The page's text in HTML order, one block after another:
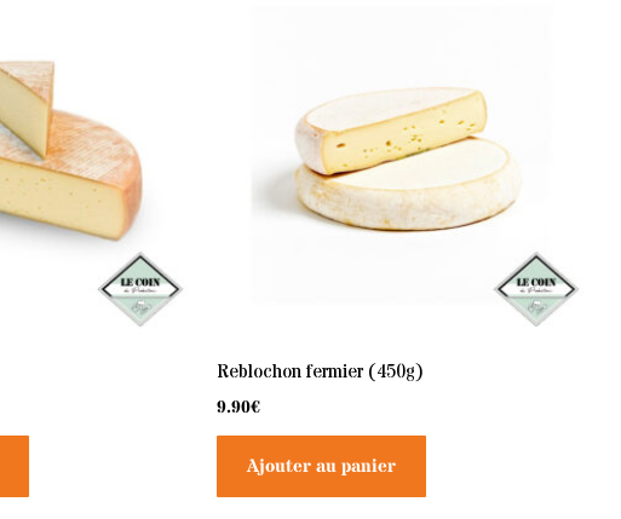
Reblochon fermier (450g)
9.90€
Ajouter au panier